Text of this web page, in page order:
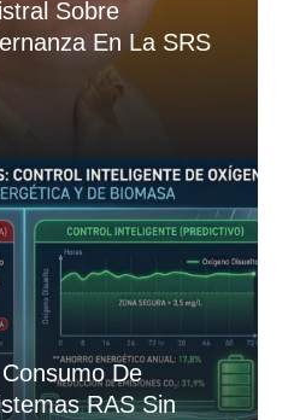
Sobre
En La SRS
De
RAS Sin